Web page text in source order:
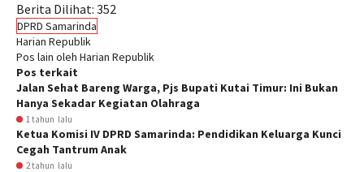
Berita Dilihat: 352
DPRD Samarinda
Harian Republik
Pos lain oleh Harian Republik
Pos terkait
Jalan Sehat Bareng Warga, Pjs Bupati Kutai Timur: Ini Bukan
Hanya Sekadar Kegiatan Olahraga
1 tahun lalu
Ketua Komisi IV DPRD Samarinda: Pendidikan Keluarga Kunci
Cegah Tantrum Anak
2 tahun lalu